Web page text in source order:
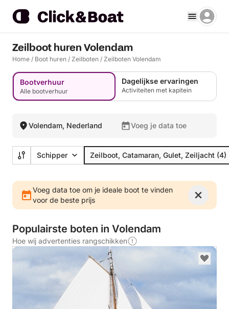
Zeilboot huren Volendam
Home / Boot huren / Zeilboten / Zeilboten Volendam
Bootverhuur
Alle bootverhuur
Dagelijkse ervaringen
Activiteiten met kapitein
Volendam, Nederland Voeg je data toe
Schipper Zeilboot, Catamaran, Gulet, Zeiljacht (4)
Voeg data toe om je ideale boot te vinden
voor de beste prijs
Populairste boten in Volendam
Hoe wij advertenties rangschikken